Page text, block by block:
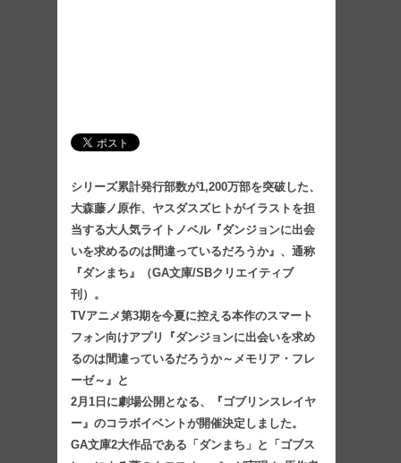
シリーズ累計発行部数が1,200万部を突破した、
大森藤ノ原作、ヤスダスズヒトがイラストを担
当する大人気ライトノベル『ダンジョンに出会
いを求めるのは間違っているだろうか』、通称
『ダンまち』（GA文庫/SBクリエイティブ
刊）。
TVアニメ第3期を今夏に控える本作のスマート
フォン向けアプリ『ダンジョンに出会いを求め
るのは間違っているだろうか～メモリア・フレ
ーゼ～』と
2月1日に劇場公開となる、『ゴブリンスレイヤ
ー』のコラボイベントが開催決定しました。
GA文庫2大作品である「ダンまち」と「ゴブス